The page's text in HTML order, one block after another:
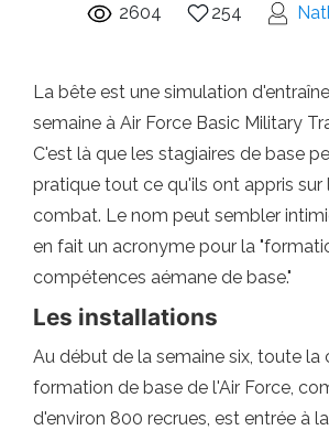
2604 254
La bête est une simulation
semaine à Air Force Basic Military
C'est là que les stagiaires de base
pratique tout ce qu'ils ont appris sur
combat. Le nom peut sembler
en fait un acronyme pour la
compétences aémane de base."
Les installations
Au début de la semaine six, toute la
formation de base de l'Air Force,
d'environ 800 recrues, est entrée à